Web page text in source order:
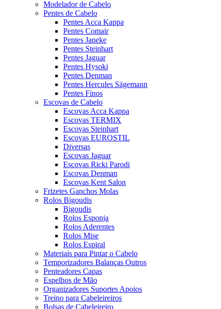
Modelador de Cabelo
Pentes de Cabelo
Pentes Acca Kappa
Pentes Comair
Pentes Janeke
Pentes Steinhart
Pentes Jaguar
Pentes Hysoki
Pentes Denman
Pentes Hercules Sägemann
Pentes Finos
Escovas de Cabelo
Escovas Acca Kappa
Escovas TERMIX
Escovas Steinhart
Escovas EUROSTIL
Diversas
Escovas Jaguar
Escovas Ricki Parodi
Escovas Denman
Escovas Kent Salon
Frizetes Ganchos Molas
Rolos Bigoudis
Bigoudis
Rolos Esponja
Rolos Aderentes
Rolos Mise
Rolos Espiral
Materiais para Pintar o Cabelo
Temporizadores Balanças Outros
Penteadores Capas
Espelhos de Mão
Organizadores Suportes Apoios
Treino para Cabeleireiros
Bolsas de Cabeleireiro